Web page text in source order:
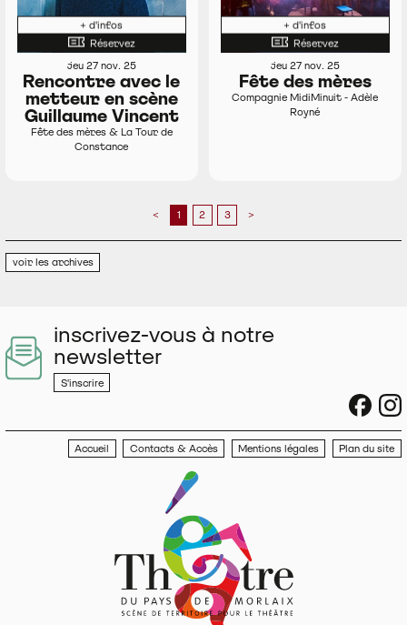
+ d'infos
Réservez
jeu 27 nov. 25
Rencontre avec le
metteur en scène
Guillaume Vincent
Fête des mères & La Tour de
Constance
+ d'infos
Réservez
jeu 27 nov. 25
Fête des mères
Compagnie MidiMinuit - Adèle
Royné
< 1 2 3 >
voir les archives
inscrivez-vous à notre
newsletter
S'inscrire
Accueil Contacts & Accès Mentions légales Plan du site